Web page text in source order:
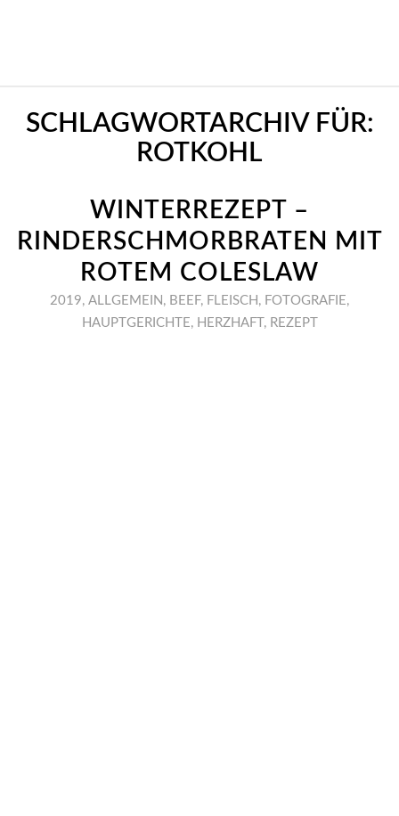
SCHLAGWORTARCHIV FÜR:
ROTKOHL
WINTERREZEPT –
RINDERSCHMORBRATEN MIT
ROTEM COLESLAW
2019, ALLGEMEIN , BEEF, FLEISCH , FOTOGRAFIE,
HAUPTGERICHTE, HERZHAFT , REZEPT